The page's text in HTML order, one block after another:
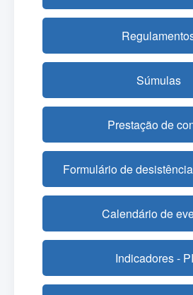
Súmulas
Prestação de
Formulário de
Calendário de
Indicadores -